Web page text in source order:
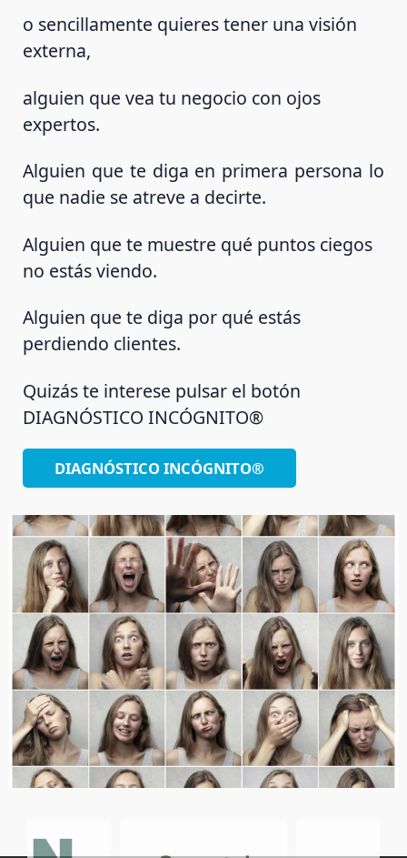
o sencillamente quieres tener una visión
externa,
alguien que vea tu negocio con ojos
expertos.
Alguien que te diga en primera persona lo
que nadie se atreve a decirte.
Alguien que te muestre qué puntos ciegos
no estás viendo.
Alguien que te diga por qué estás
perdiendo clientes.
Quizás te interese pulsar el botón
DIAGNÓSTICO INCÓGNITO®
DIAGNÓSTICO INCÓGNITO®